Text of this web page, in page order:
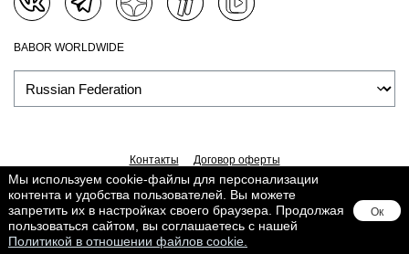
BABOR WORLDWIDE
Контакты
Договор оферты
Политика обработки персональных данных
Доставка
Обработка персональных данных
Сведения о Cookies
Поддерживается вLighthouse
Мы используем cookie-файлы для персонализации
контента и удобства пользователей. Вы можете
запретить их в настройках своего браузера. Продолжая
пользоваться сайтом, вы соглашаетесь с нашей
Политикой в отношении файлов cookie.
Ок